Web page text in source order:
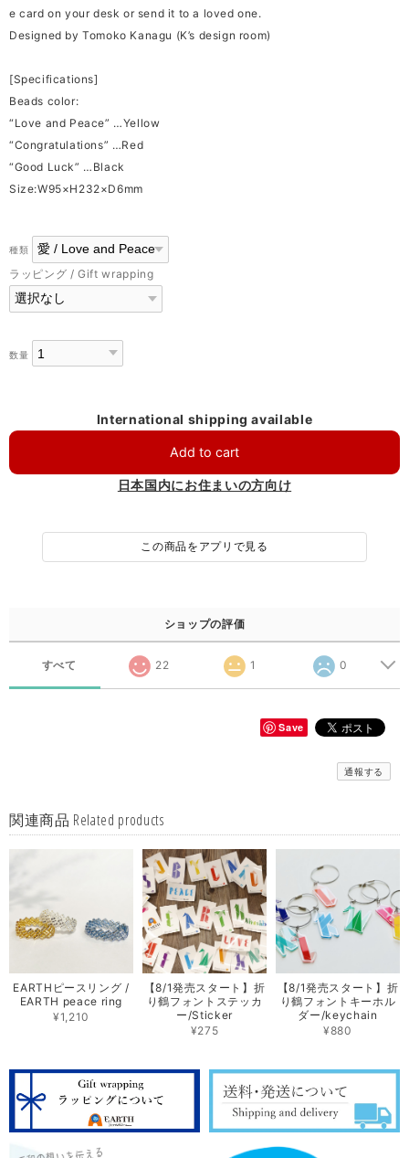
e card on your desk or send it to a loved one.
Designed by Tomoko Kanagu (K’s design room)
[Specifications]
Beads color:
“Love and Peace” …Yellow
“Congratulations” …Red
“Good Luck” …Black
Size:W95×H232×D6mm
種類
ラッピング / Gift wrapping
数量
International shipping available
Add to cart
日本国内にお住まいの方向け
この商品をアプリで見る
ショップの評価
すべて 22 1 0
Save
通報する
関連商品 Related products
EARTHピースリング /
EARTH peace ring
¥1,210
【8/1発売スタート】折
り鶴フォントステッカ
ー/Sticker
¥275
【8/1発売スタート】折
り鶴フォントキーホル
ダー/keychain
¥880